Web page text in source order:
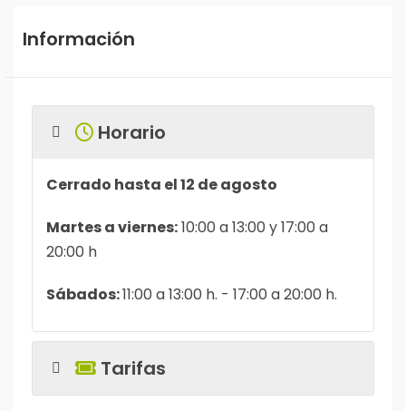
Información
Horario
Cerrado hasta el 12 de agosto
Martes a viernes:10:00 a 13:00 y 17:00 a
20:00 h
Sábados:11:00 a 13:00 h. - 17:00 a 20:00 h.
Tarifas